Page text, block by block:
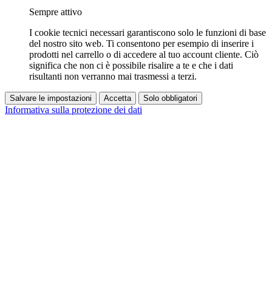
Sempre attivo
I cookie tecnici necessari garantiscono solo le funzioni di base
del nostro sito web. Ti consentono per esempio di inserire i
prodotti nel carrello o di accedere al tuo account cliente. Ciò
significa che non ci è possibile risalire a te e che i dati
risultanti non verranno mai trasmessi a terzi.
Salvare le impostazioni Accetta Solo obbligatori
Informativa sulla protezione dei dati